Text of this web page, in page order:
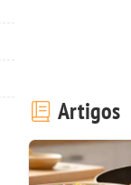
Artigos